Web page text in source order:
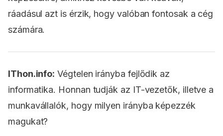
ráadásul azt is érzik, hogy valóban fontosak a cég
számára.
IThon.info: Végtelen irányba fejlődik az
informatika. Honnan tudják az IT-vezetők, illetve a
munkavállalók, hogy milyen irányba képezzék
magukat?